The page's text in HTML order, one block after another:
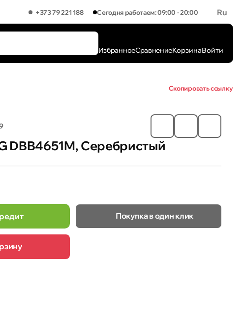
+373 79 221 188 Сегодня работаем: 09:00 - 20:00 Ru
ИзбранноеСравнениеКорзинаВойти
Скопировать ссылку
DBB4651M, Серебристый
Покупка в один клик